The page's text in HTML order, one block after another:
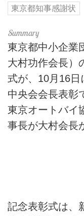
東京都知事感謝状
東京都中小企業
大村功作会長）
式が、10月16
中央会会長表彰
東京オートバイ
事長が大村会長
記念表彰式は、